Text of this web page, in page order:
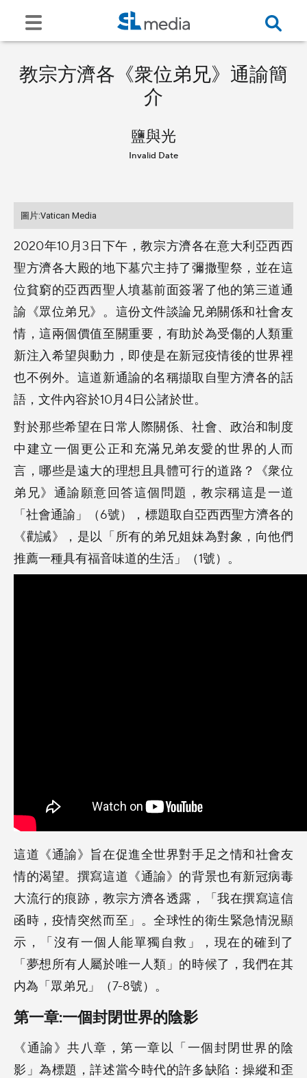
教宗方濟各《衆位弟兄》通諭簡
介
鹽與光
Invalid Date
圖片:Vatican Media
2020年10月3日下午，教宗方濟各在意大利亞西西
聖方濟各大殿的地下墓穴主持了彌撒聖祭，並在這
位貧窮的亞西西聖人墳墓前面簽署了他的第三道通
諭《眾位弟兄》。這份文件談論兄弟關係和社會友
情，這兩個價值至關重要，有助於為受傷的人類重
新注入希望與動力，即使是在新冠疫情後的世界裡
也不例外。這道新通諭的名稱擷取自聖方濟各的話
語，文件內容於10月4日公諸於世。
對於那些希望在日常人際關係、社會、政治和制度
中建立一個更公正和充滿兄弟友愛的世界的人而
言，哪些是遠大的理想且具體可行的道路？《衆位
弟兄》通諭願意回答這個問題，教宗稱這是一道
「社會通諭」（6號），標題取自亞西西聖方濟各的
《勸誡》，是以「所有的弟兄姐妹為對象，向他們
推薦一種具有福音味道的生活」（1號）。
這道《通諭》旨在促進全世界對手足之情和社會友
情的渴望。撰寫這道《通諭》的背景也有新冠病毒
大流行的痕跡，教宗方濟各透露，「我在撰寫這信
函時，疫情突然而至」。全球性的衛生緊急情況顯
示，「沒有一個人能單獨自救」，現在的確到了
「夢想所有人屬於唯一人類」的時候了，我們在其
内為「眾弟兄」（7-8號）。
第一章:一個封閉世界的陰影
《通諭》共八章，第一章以「一個封閉世界的陰
影」為標題，詳述當今時代的許多缺陷：操縱和歪